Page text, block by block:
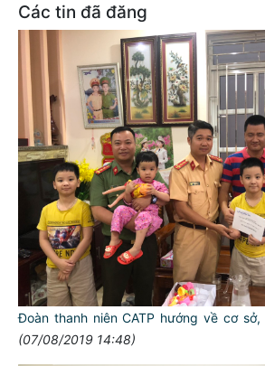
Các tin đã đăng
Đoàn thanh niên CATP hướng về cơ
(07/08/2019 14:48)